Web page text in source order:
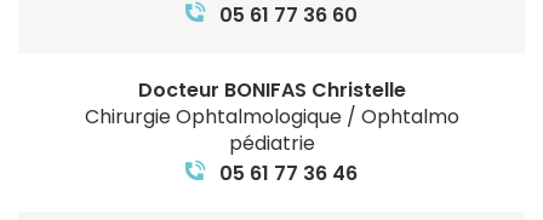
05 61 77 36 60
Docteur BONIFAS Christelle
Chirurgie Ophtalmologique / Ophtalmo
pédiatrie
05 61 77 36 46